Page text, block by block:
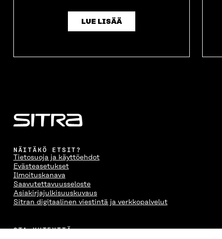
LUE LISÄÄ
NÄITÄKÖ ETSIT?
Tietosuoja ja käyttöehdot
Evästeasetukset
Ilmoituskanava
Saavutettavuusseloste
Asiakirjajulkisuuskuvaus
Sitran digitaalinen viestintä ja verkkopalvelut
OTA YHTEYTTÄ